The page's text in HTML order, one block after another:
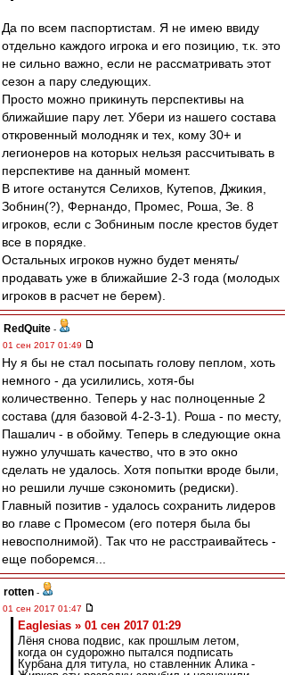
Да по всем паспортистам. Я не имею ввиду
отдельно каждого игрока и его позицию, т.к. это
не сильно важно, если не рассматривать этот
сезон а пару следующих.
Просто можно прикинуть перспективы на
ближайшие пару лет. Убери из нашего состава
откровенный молодняк и тех, кому 30+ и
легионеров на которых нельзя рассчитывать в
перспективе на данный момент.
В итоге останутся Селихов, Кутепов, Джикия,
Зобнин(?), Фернандо, Промес, Роша, Зе. 8
игроков, если с Зобниным после крестов будет
все в порядке.
Остальных игроков нужно будет менять/
продавать уже в ближайшие 2-3 года (молодых
игроков в расчет не берем).
RedQuite -
01 сен 2017 01:49
Ну я бы не стал посыпать голову пеплом, хоть
немного - да усилились, хотя-бы
количественно. Теперь у нас полноценные 2
состава (для базовой 4-2-3-1). Роша - по месту,
Пашалич - в обойму. Теперь в следующие окна
нужно улучшать качество, что в это окно
сделать не удалось. Хотя попытки вроде были,
но решили лучше сэкономить (редиски).
Главный позитив - удалось сохранить лидеров
во главе с Промесом (его потеря была бы
невосполнимой). Так что не расстраивайтесь -
еще поборемся...
rotten -
01 сен 2017 01:47
Eaglesias » 01 сен 2017 01:29
Лёня снова подвис, как прошлым летом,
когда он судорожно пытался подписать
Курбана для титула, но ставленник Алика -